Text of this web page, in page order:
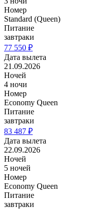
Номер
Standard (Queen)
Питание
завтраки
77 550 ₽
Дата вылета
21.09.2026
Ночей
4 ночи
Номер
Economy Queen
Питание
завтраки
83 487 ₽
Дата вылета
22.09.2026
Ночей
5 ночей
Номер
Economy Queen
Питание
завтраки